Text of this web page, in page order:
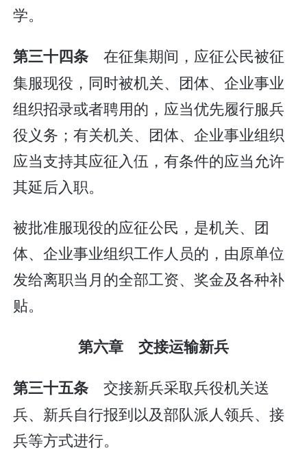
学。
第三十四条 在征集期间，应征公民被征
集服现役，同时被机关、团体、企业事业
组织招录或者聘用的，应当优先履行服兵
役义务；有关机关、团体、企业事业组织
应当支持其应征入伍，有条件的应当允许
其延后入职。
被批准服现役的应征公民，是机关、团
体、企业事业组织工作人员的，由原单位
发给离职当月的全部工资、奖金及各种补
贴。
第六章 交接运输新兵
第三十五条 交接新兵采取兵役机关送
兵、新兵自行报到以及部队派人领兵、接
兵等方式进行。